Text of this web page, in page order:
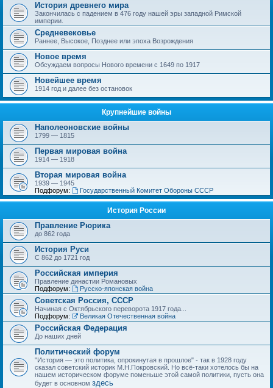
История древнего мира
Закончилась с падением в 476 году нашей эры западной Римской
империи.
Средневековье
Раннее, Высокое, Позднее или эпоха Возрождения
Новое время
Обсуждаем вопросы Нового времени с 1649 по 1917
Новейшее время
1914 год и далее без остановок
Крупнейшие войны
Наполеоновские войны
1799 — 1815
Первая мировая война
1914 — 1918
Вторая мировая война
1939 — 1945
Подфорум:
Государственный Комитет Обороны СССР
История России
Правление Рюрика
до 862 года
История Руси
С 862 до 1721 год
Российская империя
Правление династии Романовых
Подфорум:
Русско-японская война
Советская Россия, СССР
Начиная с Октябрьского переворота 1917 года...
Подфорум:
Великая Отечественная война
Российская Федерация
До наших дней
Политический форум
"История — это политика, опрокинутая в прошлое" - так в 1928 году
сказал советский историк М.Н.Покровский. Но всё-таки хотелось бы на
нашем историческом форуме поменьше этой самой политики, пусть она
будет в основном здесь